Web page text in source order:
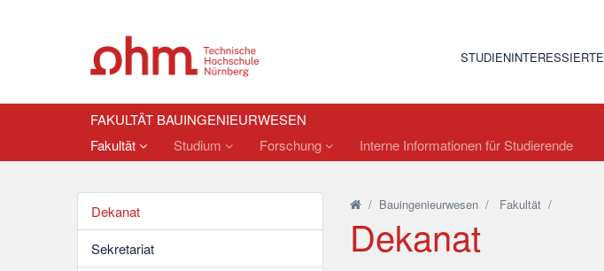
STUDIENINTERESSIERTE
FAKULTÄT BAUINGENIEURWESEN
Fakultät
Studium Forschung Interne Informationen für Studierende
Dekanat
Sekretariat
/ Bauingenieurwesen/ Fakultät/
Dekanat